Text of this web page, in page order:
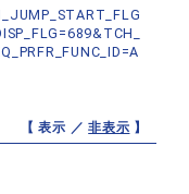
【 表示 ／非表示 】